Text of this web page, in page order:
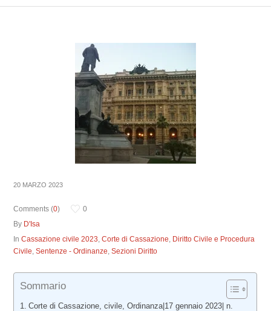
20 MARZO 2023
Comments (0)
0
By D'Isa
InCassazione civile 2023,Corte di Cassazione, Diritto Civile e Procedura
Civile,Sentenze - Ordinanze,Sezioni Diritto
Sommario
Corte di Cassazione, civile, Ordinanza|17 gennaio 2023| n.